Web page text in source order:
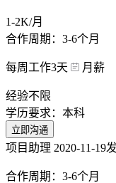
1-2K/月
合作周期：3-6个月
每周工作3天 月薪
经验不限
学历要求：本科
立即沟通
项目助理 2020-11-19
合作周期：3-6个月